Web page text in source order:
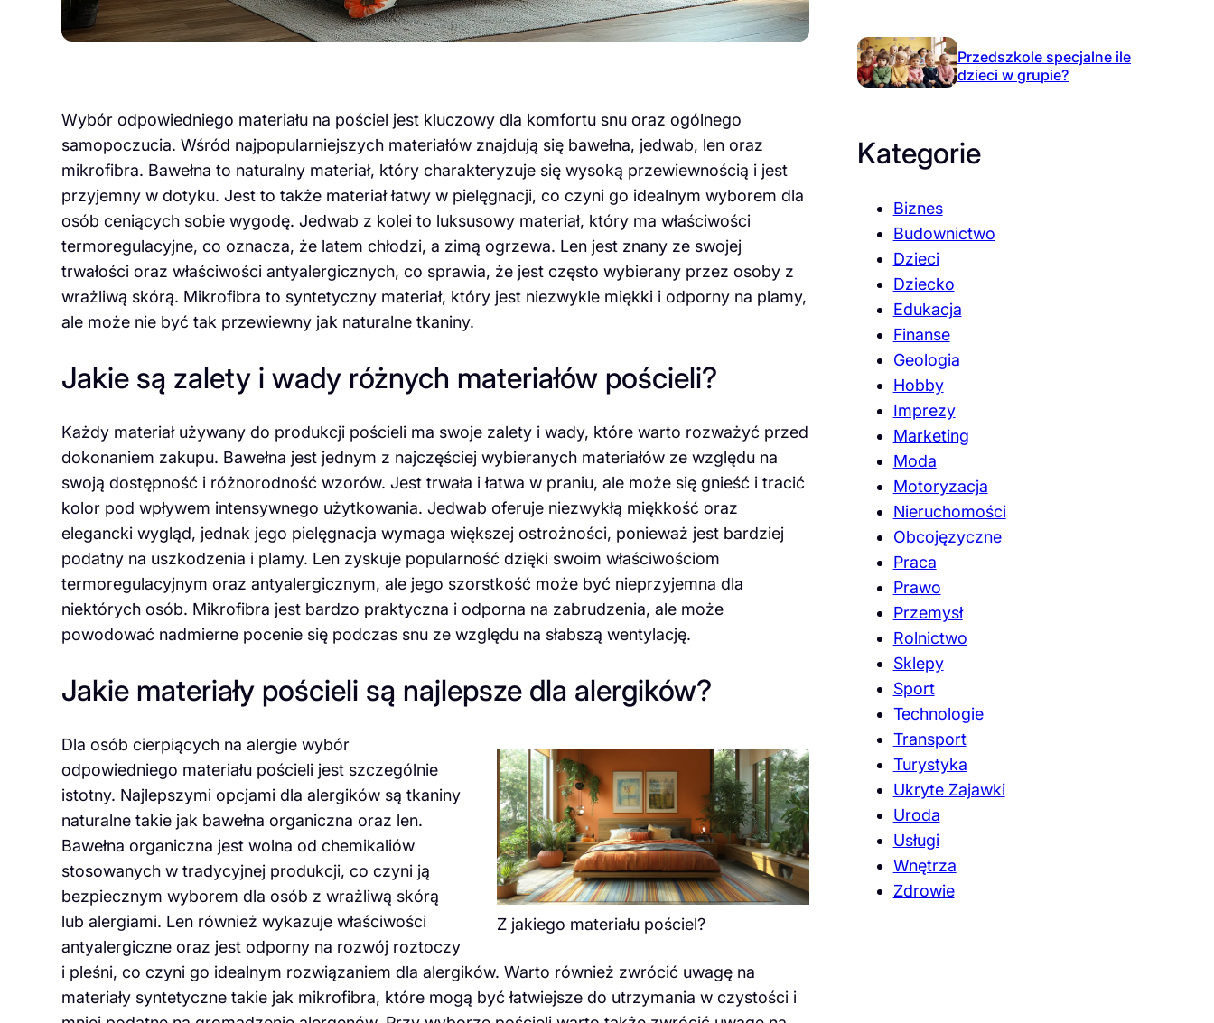
Wybór odpowiedniego materiału na pościel jest kluczowy dla komfortu snu oraz ogólnego
samopoczucia. Wśród najpopularniejszych materiałów znajdują się bawełna, jedwab, len oraz
mikrofibra. Bawełna to naturalny materiał, który charakteryzuje się wysoką przewiewnością i jest
przyjemny w dotyku. Jest to także materiał łatwy w pielęgnacji, co czyni go idealnym wyborem dla
osób ceniących sobie wygodę. Jedwab z kolei to luksusowy materiał, który ma właściwości
termoregulacyjne, co oznacza, że latem chłodzi, a zimą ogrzewa. Len jest znany ze swojej
trwałości oraz właściwości antyalergicznych, co sprawia, że jest często wybierany przez osoby z
wrażliwą skórą. Mikrofibra to syntetyczny materiał, który jest niezwykle miękki i odporny na plamy,
ale może nie być tak przewiewny jak naturalne tkaniny.
Jakie są zalety i wady różnych materiałów pościeli?
Każdy materiał używany do produkcji pościeli ma swoje zalety i wady, które warto rozważyć przed
dokonaniem zakupu. Bawełna jest jednym z najczęściej wybieranych materiałów ze względu na
swoją dostępność i różnorodność wzorów. Jest trwała i łatwa w praniu, ale może się gnieść i tracić
kolor pod wpływem intensywnego użytkowania. Jedwab oferuje niezwykłą miękkość oraz
elegancki wygląd, jednak jego pielęgnacja wymaga większej ostrożności, ponieważ jest bardziej
podatny na uszkodzenia i plamy. Len zyskuje popularność dzięki swoim właściwościom
termoregulacyjnym oraz antyalergicznym, ale jego szorstkość może być nieprzyjemna dla
niektórych osób. Mikrofibra jest bardzo praktyczna i odporna na zabrudzenia, ale może
powodować nadmierne pocenie się podczas snu ze względu na słabszą wentylację.
Jakie materiały pościeli są najlepsze dla alergików?
Z jakiego materiału pościel?
Dla osób cierpiących na alergie wybór
odpowiedniego materiału pościeli jest szczególnie
istotny. Najlepszymi opcjami dla alergików są tkaniny
naturalne takie jak bawełna organiczna oraz len.
Bawełna organiczna jest wolna od chemikaliów
stosowanych w tradycyjnej produkcji, co czyni ją
bezpiecznym wyborem dla osób z wrażliwą skórą
lub alergiami. Len również wykazuje właściwości
antyalergiczne oraz jest odporny na rozwój roztoczy
i pleśni, co czyni go idealnym rozwiązaniem dla alergików. Warto również zwrócić uwagę na
materiały syntetyczne takie jak mikrofibra, które mogą być łatwiejsze do utrzymania w czystości i
Przedszkole specjalne ile
dzieci w grupie?
Kategorie
Biznes
Budownictwo
Dzieci
Dziecko
Edukacja
Finanse
Geologia
Hobby
Imprezy
Marketing
Moda
Motoryzacja
Nieruchomości
Obcojęzyczne
Praca
Prawo
Przemysł
Rolnictwo
Sklepy
Sport
Technologie
Transport
Turystyka
Ukryte Zajawki
Uroda
Usługi
Wnętrza
Zdrowie